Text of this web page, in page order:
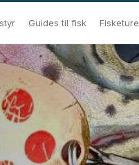
Guides til fisk Fisketure